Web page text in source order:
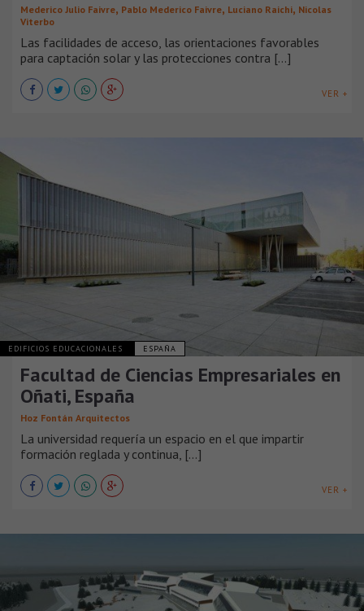
Mederico Julio Faivre, Pablo Mederico Faivre, Luciano Raichi, Nicolas
Viterbo
Las facilidades de acceso, las orientaciones favorables
para captación solar y las protecciones contra [...]
VER +
EDIFICIOS EDUCACIONALES ESPAÑA
Facultad de Ciencias Empresariales en
Oñati, España
Hoz Fontán Arquitectos
La universidad requería un espacio en el que impartir
formación reglada y continua, [...]
VER +